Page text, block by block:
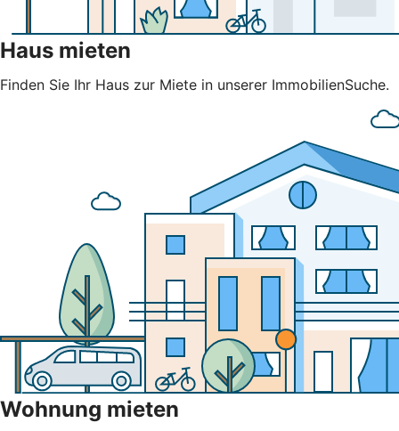
Haus mieten
Finden Sie Ihr Haus zur Miete in unserer ImmobilienSuche.
Wohnung mieten